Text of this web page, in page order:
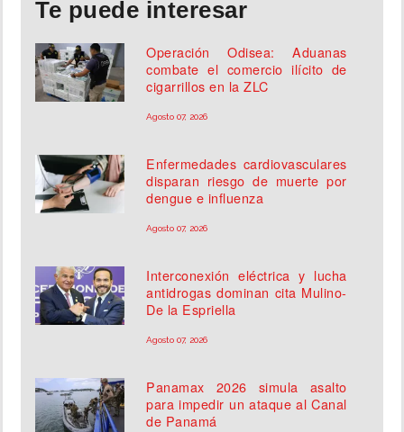
Te puede interesar
Operación Odisea: Aduanas
combate el comercio ilícito de
cigarrillos en la ZLC
Agosto 07, 2026
Enfermedades cardiovasculares
disparan riesgo de muerte por
dengue e influenza
Agosto 07, 2026
Interconexión eléctrica y lucha
antidrogas dominan cita Mulino-
De la Espriella
Agosto 07, 2026
Panamax 2026 simula asalto
para impedir un ataque al Canal
de Panamá